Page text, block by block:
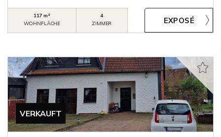
117 m²
WOHNFLÄCHE
4
ZIMMER
VERKAUFT